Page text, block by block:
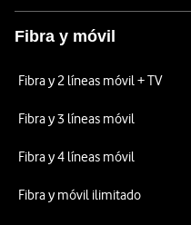
Fibra y móvil
Fibra y 2 líneas móvil + TV
Fibra y 3 líneas móvil
Fibra y 4 líneas móvil
Fibra y móvil ilimitado